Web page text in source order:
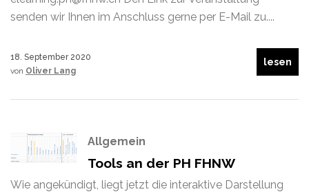
senden wir Ihnen im Anschluss gerne per E-Mail zu....
18. September 2020
von Oliver Lang
lesen
Allgemein
Tools an der PH FHNW
Wie angekündigt, liegt jetzt die interaktive Darstellung